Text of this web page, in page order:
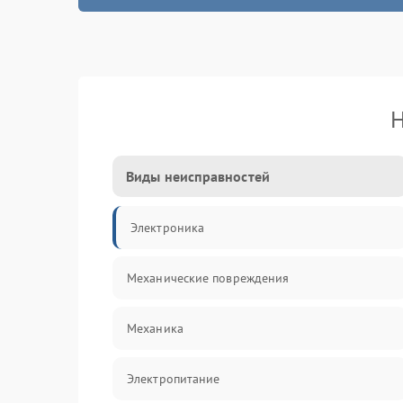
Виды неисправностей
Электроника
Механические повреждения
Механика
Электропитание